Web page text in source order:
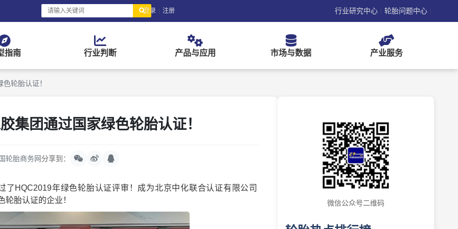
登录 | 注册 行业研究中心 | 轮胎问题中心 |
指南 行业判断 产品与应用 市场与数据 产业服务
轮胎认证！
集团通过国家绿色轮胎认证！
轮胎商务网分享到：
年绿色轮胎认证评审！成为北京中化联合认证有限公司
胎认证的企业！
微信公众号二维码